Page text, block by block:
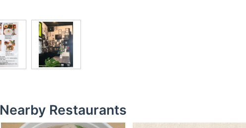
Nearby Restaurants